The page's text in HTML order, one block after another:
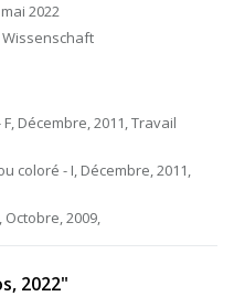
2022
Décembre, 2011, Travail
coloré - I, Décembre, 2011,
2009,
2022"